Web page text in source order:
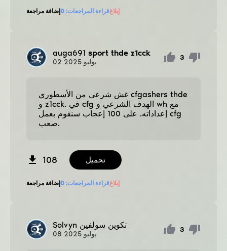
إضافة مراجعة قراءة المراجعات: 0 إبلاغ
auga691 sport thde z1cck
02 يوليو
3
غش شرعي من الأسطوري cfgashers thde
و z1cck. في cfg الهدف الشرعي و wh مع
إعداداته. على 100 إعجاب سنقوم بعمل cfg
صعب.
108 تحميل
إضافة مراجعة قراءة المراجعات: 0 إبلاغ
Solvyn تكوين سولفين
08 يوليو
3